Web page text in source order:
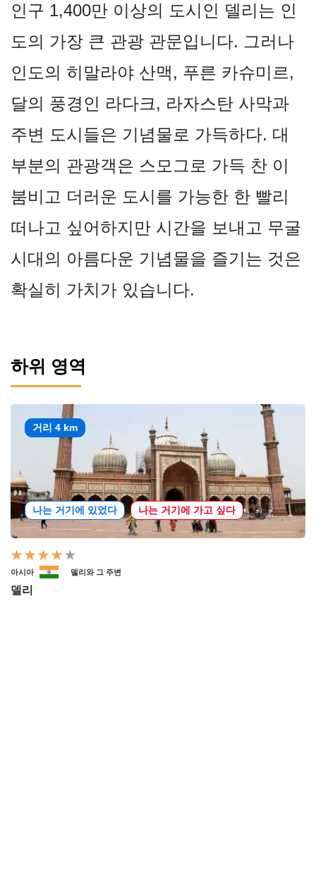
인구 1,400만 이상의 도시인 델리는 인
도의 가장 큰 관광 관문입니다. 그러나
인도의 히말라야 산맥, 푸른 카슈미르,
달의 풍경인 라다크, 라자스탄 사막과
주변 도시들은 기념물로 가득하다. 대
부분의 관광객은 스모그로 가득 찬 이
붐비고 더러운 도시를 가능한 한 빨리
떠나고 싶어하지만 시간을 보내고 무굴
시대의 아름다운 기념물을 즐기는 것은
확실히 가치가 있습니다.
하위 영역
거리 4 km
나는 거기에 있었다 나는 거기에 가고 싶다
아시아 델리와 그 주변
델리